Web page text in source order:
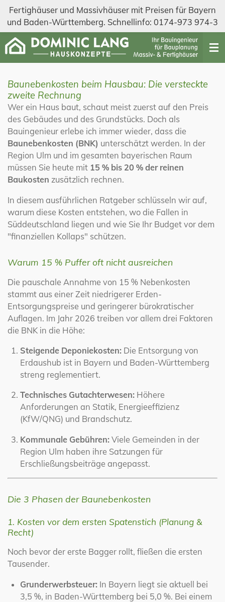
Zum
Hauptinhalt
springen
Fertighäuser und Massivhäuser mit Preisen für Bayern
und Baden-Württemberg. Schnellinfo: 0174-973 974-3
Baunebenkosten beim Hausbau: Die versteckte
zweite Rechnung
Wer ein Haus baut, schaut meist zuerst auf den Preis
des Gebäudes und des Grundstücks. Doch als
Bauingenieur erlebe ich immer wieder, dass die
Baunebenkosten (BNK) unterschätzt werden. In der
Region Ulm und im gesamten bayerischen Raum
müssen Sie heute mit 15 % bis 20 % der reinen
Baukosten zusätzlich rechnen.
In diesem ausführlichen Ratgeber schlüsseln wir auf,
warum diese Kosten entstehen, wo die Fallen in
Süddeutschland liegen und wie Sie Ihr Budget vor dem
"finanziellen Kollaps" schützen.
Warum 15 % Puffer oft nicht ausreichen
Die pauschale Annahme von 15 % Nebenkosten
stammt aus einer Zeit niedrigerer Erden-
Entsorgungspreise und geringerer bürokratischer
Auflagen. Im Jahr 2026 treiben vor allem drei Faktoren
die BNK in die Höhe:
Steigende Deponiekosten:Die Entsorgung von
Erdaushub ist in Bayern und Baden-Württemberg
streng reglementiert.
Technisches Gutachterwesen:Höhere
Anforderungen an Statik, Energieeffizienz
(KfW/QNG) und Brandschutz.
Kommunale Gebühren:Viele Gemeinden in der
Region Ulm haben ihre Satzungen für
Erschließungsbeiträge angepasst.
Die 3 Phasen der Baunebenkosten
1. Kosten vor dem ersten Spatenstich (Planung &
Recht)
Noch bevor der erste Bagger rollt, fließen die ersten
Tausender.
Grunderwerbsteuer:In Bayern liegt sie aktuell bei
3,5 %, in Baden-Württemberg bei 5,0 %. Bei einem